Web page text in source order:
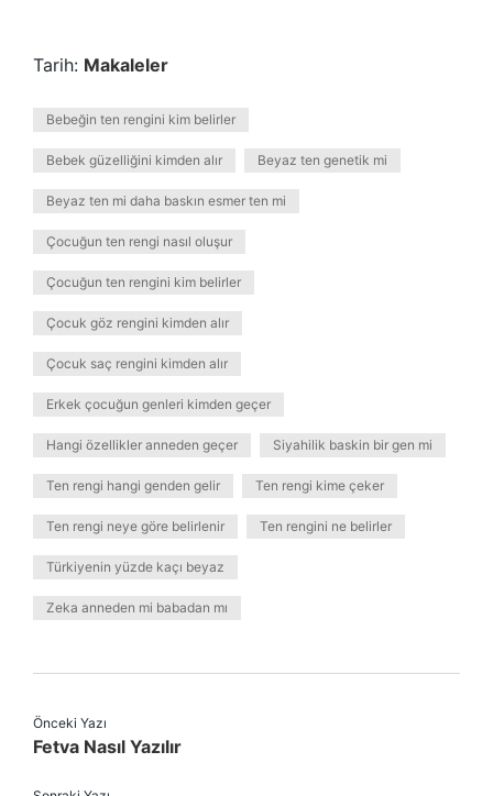
Tarih: Makaleler
Bebeğin ten rengini kim belirler
Bebek güzelliğini kimden alır Beyaz ten genetik mi
Beyaz ten mi daha baskın esmer ten mi
Çocuğun ten rengi nasıl oluşur
Çocuğun ten rengini kim belirler
Çocuk göz rengini kimden alır
Çocuk saç rengini kimden alır
Erkek çocuğun genleri kimden geçer
Hangi özellikler anneden geçer Siyahilik baskin bir gen mi
Ten rengi hangi genden gelir Ten rengi kime çeker
Ten rengi neye göre belirlenir Ten rengini ne belirler
Türkiyenin yüzde kaçı beyaz
Zeka anneden mi babadan mı
Önceki Yazı
Fetva Nasıl Yazılır